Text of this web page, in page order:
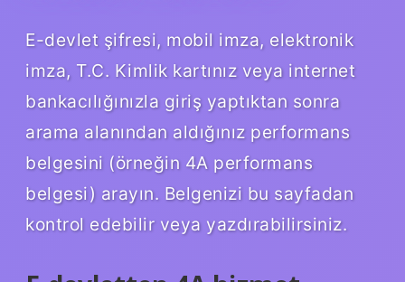
E-devlet şifresi, mobil imza, elektronik
imza, T.C. Kimlik kartınız veya internet
bankacılığınızla giriş yaptıktan sonra
arama alanından aldığınız performans
belgesini (örneğin 4A performans
belgesi) arayın. Belgenizi bu sayfadan
kontrol edebilir veya yazdırabilirsiniz.